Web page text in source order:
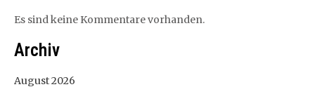
Es sind keine Kommentare vorhanden.
Archiv
August 2026